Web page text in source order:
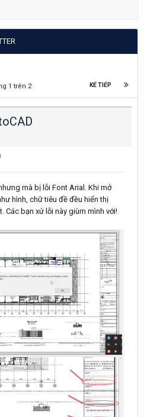
KẾ TIẾP
1 trên 2
mà bị lỗi Font Arial. Khi mở
hình, chữ tiêu đề đều hiển thị
Các bạn xử lỗi này giùm mình với!